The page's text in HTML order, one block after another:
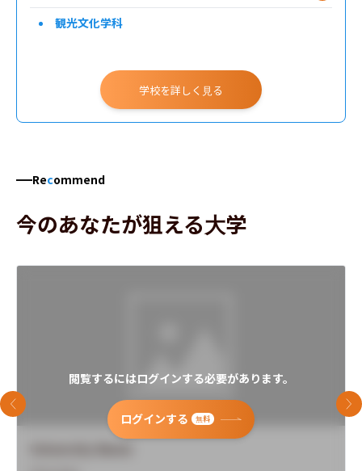
観光文化学科
学校を詳しく見る
Recommend
今のあなたが狙える大学
閲覧するにはログインする必要があります。
ログインする 無料
前のスライド 次